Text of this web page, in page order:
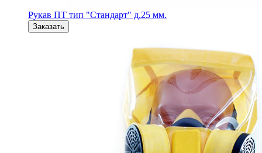
Рукав ПТ тип "Стандарт" д.25 мм.
Заказать